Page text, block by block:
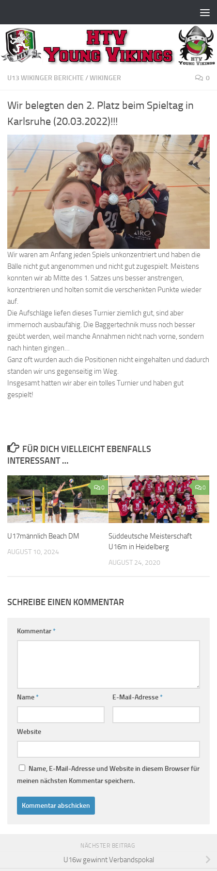
U13 WIKINGER BERICHTE /WIKINGER 0
Wir belegten den 2. Platz beim Spieltag in
Karlsruhe (20.03.2022)!!!
Wir waren am Anfang jeden Spiels unkonzentriert und haben die
Bälle nicht gut angenommen und nicht gut zugespielt. Meistens
konnten wir ab Mitte des 1. Satzes uns besser anstrengen,
konzentrieren und holten somit die verschenkten Punkte wieder
auf.
Die Aufschläge liefen dieses Turnier ziemlich gut, sind aber
immernoch ausbaufähig. Die Baggertechnik muss noch besser
geübt werden, weil manche Annahmen nicht nach vorne, sondern
nach hinten gingen…
Ganz oft wurden auch die Positionen nicht eingehalten und dadurch
standen wir uns gegenseitig im Weg.
Insgesamt hatten wir aber ein tolles Turnier und haben gut
gespielt!
FÜR DICH VIELLEICHT EBENFALLS
INTERESSANT …
0
U17männlich Beach DM
AUGUST 10, 2024
0
Süddeutsche Meisterschaft
U16m in Heidelberg
AUGUST 24, 2020
SCHREIBE EINEN KOMMENTAR
Kommentar*
Name* E-Mail-Adresse*
Website
Name, E-Mail-Adresse und Website in diesem Browser für
meinen nächsten Kommentar speichern.
NÄCHSTER BEITRAG
U16w gewinnt Verbandspokal